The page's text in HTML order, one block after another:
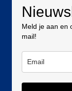
Meld je aan en
mail!